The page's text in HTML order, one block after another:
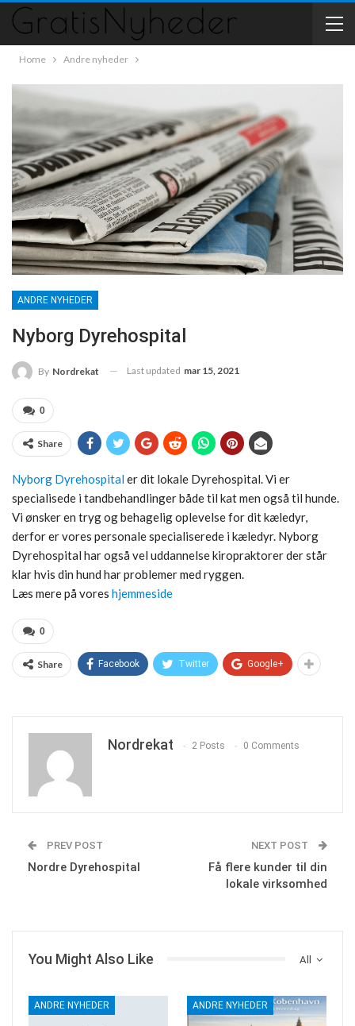
Home Andre nyheder
ANDRE NYHEDER
Nyborg Dyrehospital
By Nordrekat Last updated mar 15, 2021
0
Share
Nyborg Dyrehospitaler dit lokale Dyrehospital. Vi er
specialisede i tandbehandlinger både til kat men også til hunde.
Vi ønsker en tryg og behagelig oplevelse for dit kæledyr,
derfor er vores personale specialiserede i kæledyr. Nyborg
Dyrehospital har også vel uddannelse kiropraktorer der står
klar hvis din hund har problemer med ryggen.
Læs mere på vores hjemmeside
0
Share Facebook Twitter Google+
Nordrekat 2 Posts 0 Comments
PREV POST
Nordre Dyrehospital
NEXT POST
Få flere kunder til din
lokale virksomhed
All
You Might Also Like
ANDRE NYHEDER ANDRE NYHEDER